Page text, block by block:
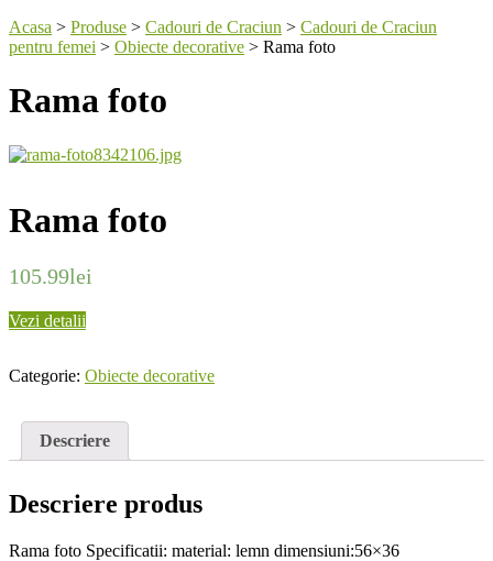
Acasa > Produse > Cadouri de Craciun > Cadouri de Craciun
pentru femei > Obiecte decorative > Rama foto
Rama foto
Rama foto
105.99lei
Vezi detalii
Categorie: Obiecte decorative
Descriere
Descriere produs
Rama foto Specificatii: material: lemn dimensiuni:56×36